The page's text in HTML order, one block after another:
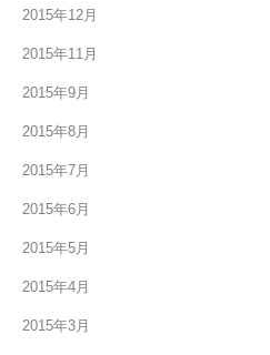
2015年12月
2015年11月
2015年9月
2015年8月
2015年7月
2015年6月
2015年5月
2015年4月
2015年3月